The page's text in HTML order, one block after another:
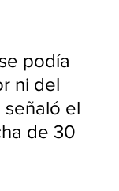
podía
ni del
señaló el
de 30